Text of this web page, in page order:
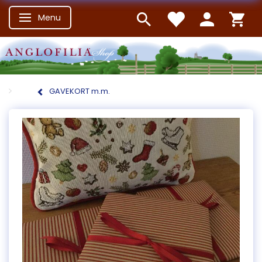
Skifte navigation
Menu
GAVEKORT m.m.